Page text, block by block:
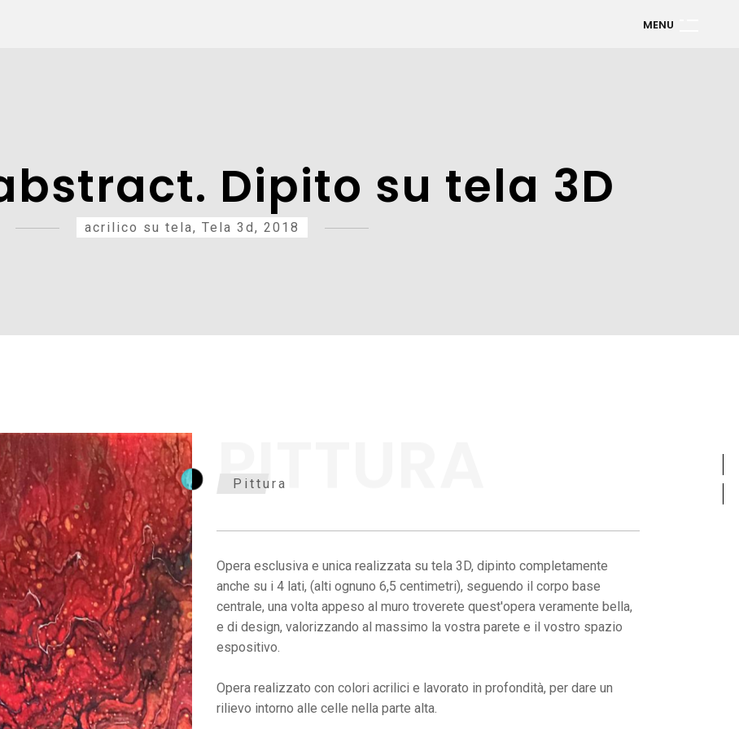
MENU
Dipito su tela 3D
acrilico su tela, Tela 3d, 2018
PITTURA
Pittura
Opera esclusiva e unica realizzata su tela 3D, dipinto completamente
anche su i 4 lati, (alti ognuno 6,5 centimetri), seguendo il corpo base
centrale, una volta appeso al muro troverete quest'opera veramente bella,
e di design, valorizzando al massimo la vostra parete e il vostro spazio
espositivo.
Opera realizzato con colori acrilici e lavorato in profondità, per dare un
rilievo intorno alle celle nella parte alta.